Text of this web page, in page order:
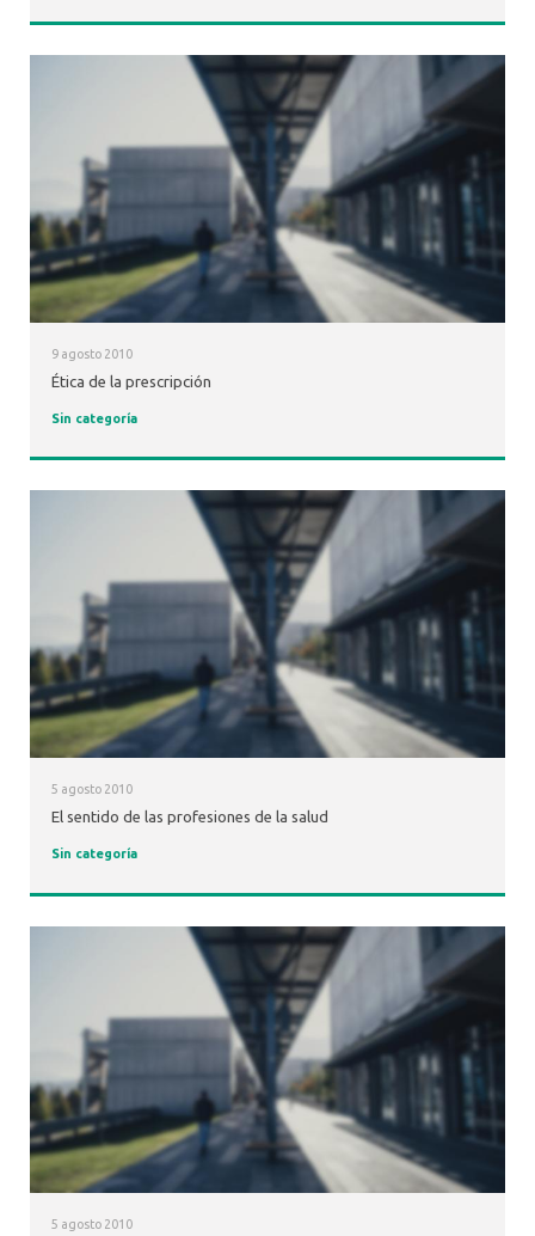
9 agosto 2010
Ética de la prescripción
Sin categoría
5 agosto 2010
El sentido de las profesiones de la salud
Sin categoría
5 agosto 2010